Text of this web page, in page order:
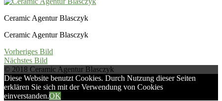
Ceramic Agentur Blasczyk
Ceramic Agentur Blasczyk
Vorheriges Bild
Nächstes Bild
© 2018 Ceramic Agentur Blasczyk
Diese Website benutzt Cookies. Durch Nutzung dieser Seiten
erklären Sie sich mit der Verwendung von Cookies
einverstanden.OK